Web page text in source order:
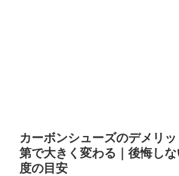
カーボンシューズのデメリ
第で大きく変わる｜後悔し
度の目安